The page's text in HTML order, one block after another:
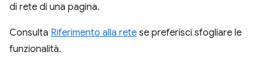
di rete di una pagina.
Consulta Riferimento alla rete se preferisci sfogliare le
funzionalità.